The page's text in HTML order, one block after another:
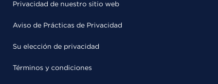
Privacidad de nuestro sitio web
Aviso de Prácticas de Privacidad
Su elección de privacidad
Términos y condiciones